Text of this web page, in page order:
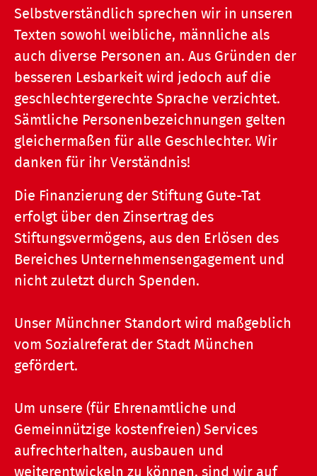
Selbstverständlich sprechen wir in unseren
Texten sowohl weibliche, männliche als
auch diverse Personen an. Aus Gründen der
besseren Lesbarkeit wird jedoch auf die
geschlechtergerechte Sprache verzichtet.
Sämtliche Personenbezeichnungen gelten
gleichermaßen für alle Geschlechter. Wir
danken für ihr Verständnis!
Die Finanzierung der Stiftung Gute-Tat
erfolgt über den Zinsertrag des
Stiftungsvermögens, aus den Erlösen des
Bereiches Unternehmensengagement und
nicht zuletzt durch Spenden.
Unser Münchner Standort wird maßgeblich
vom Sozialreferat der Stadt München
gefördert.
Um unsere (für Ehrenamtliche und
Gemeinnützige kostenfreien) Services
aufrechterhalten, ausbauen und
weiterentwickeln zu können, sind wir auf